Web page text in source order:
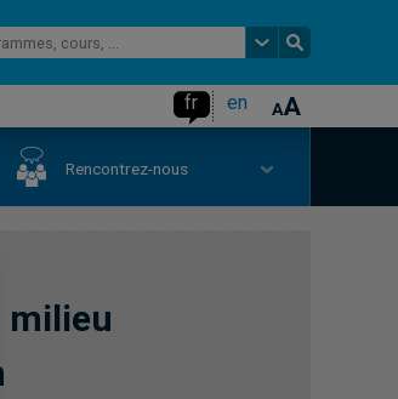
fr en
Rencontrez-nous
milieu